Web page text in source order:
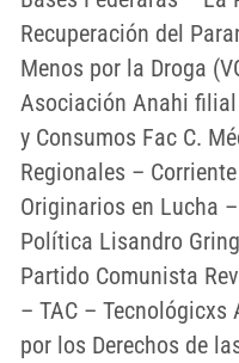
Recuperación del
Menos por la Droga
Asociación Anahi
y Consumos Fac C.
Regionales –
Originarios en Lucha
Política Lisandro
Partido Comunista
– TAC – Tecnológicxs
por los Derechos de